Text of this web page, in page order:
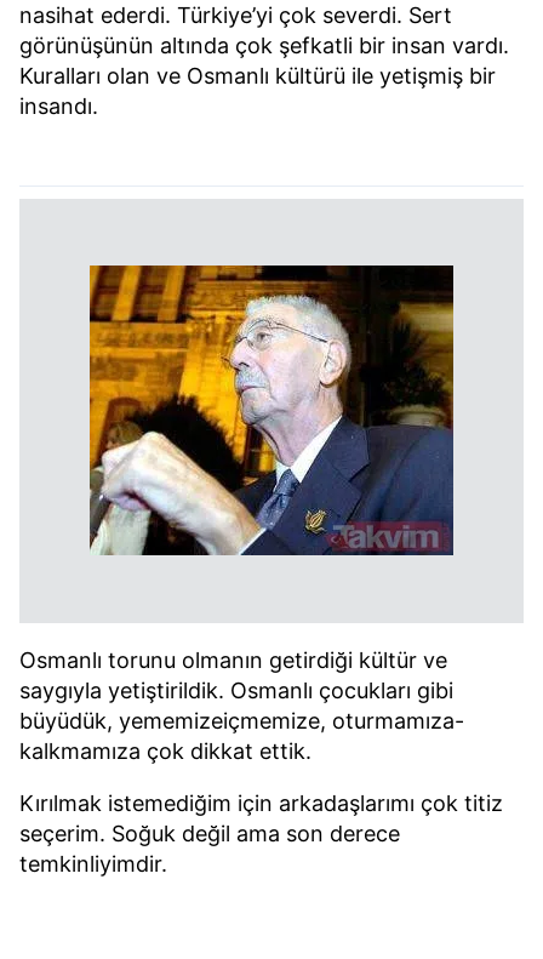
nasihat ederdi. Türkiye’yi çok severdi. Sert
görünüşünün altında çok şefkatli bir insan vardı.
Kuralları olan ve Osmanlı kültürü ile yetişmiş bir
insandı.
Osmanlı torunu olmanın getirdiği kültür ve
saygıyla yetiştirildik. Osmanlı çocukları gibi
büyüdük, yememizeiçmemize, oturmamıza-
kalkmamıza çok dikkat ettik.
Kırılmak istemediğim için arkadaşlarımı çok titiz
seçerim. Soğuk değil ama son derece
temkinliyimdir.